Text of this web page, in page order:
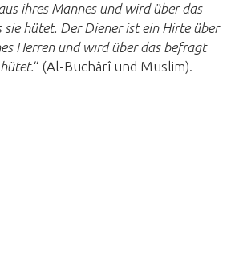
ihres Mannes und wird über das
hütet. Der Diener ist ein Hirte über
Herren und wird über das befragt
“ (Al-Buchârî und Muslim).